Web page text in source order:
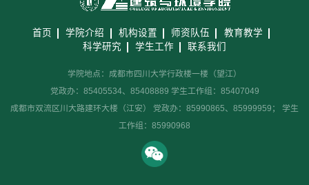
首页 学院介绍 机构设置 师资队伍
教育教学
科学研究
学生工作 联系我们
学院地点：成都市四川大学行政楼一楼（望江）
党政办：85405534、85408889 学生工作组：85407049
成都市双流区川大路建环大楼（江安） 党政办：85990865、85999959； 学生
工作组：85990968